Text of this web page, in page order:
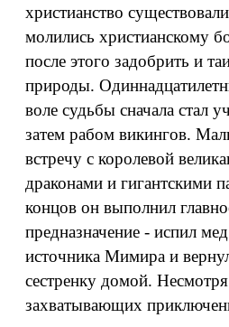
христианство
молились христианскому
после этого задобрить и
природы.
воле судьбы сначала стал
затем рабом викингов.
встречу с королевой
драконами и гигантскими
концов он выполнил
предназначение - испил
источника Мимира и
сестренку домой.
захватывающих